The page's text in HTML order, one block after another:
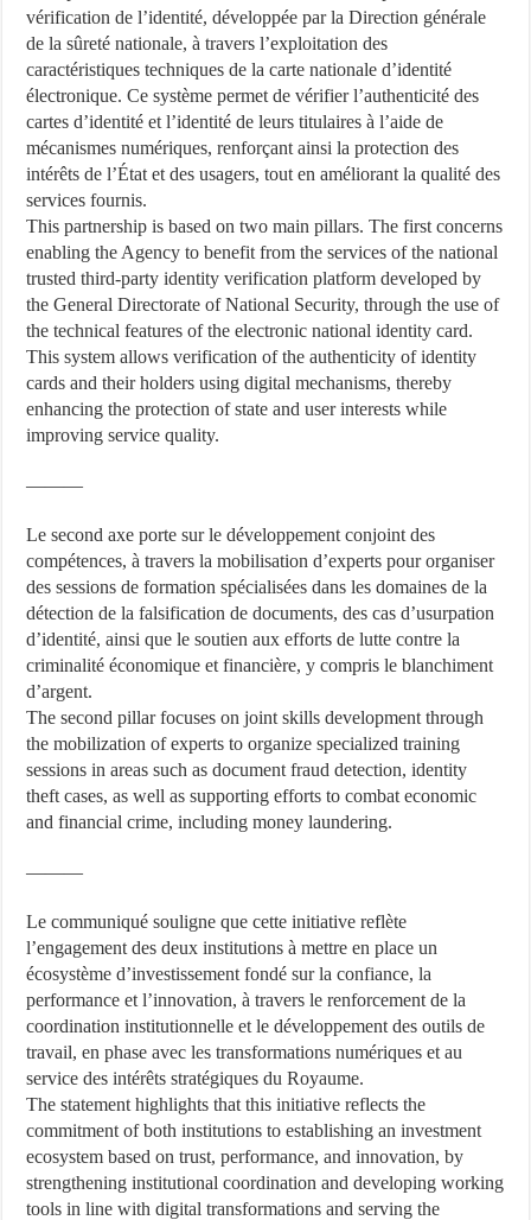
vérification de l’identité, développée par la Direction générale
de la sûreté nationale, à travers l’exploitation des
caractéristiques techniques de la carte nationale d’identité
électronique. Ce système permet de vérifier l’authenticité des
cartes d’identité et l’identité de leurs titulaires à l’aide de
mécanismes numériques, renforçant ainsi la protection des
intérêts de l’État et des usagers, tout en améliorant la qualité des
services fournis.
This partnership is based on two main pillars. The first concerns
enabling the Agency to benefit from the services of the national
trusted third-party identity verification platform developed by
the General Directorate of National Security, through the use of
the technical features of the electronic national identity card.
This system allows verification of the authenticity of identity
cards and their holders using digital mechanisms, thereby
enhancing the protection of state and user interests while
improving service quality.
———
Le second axe porte sur le développement conjoint des
compétences, à travers la mobilisation d’experts pour organiser
des sessions de formation spécialisées dans les domaines de la
détection de la falsification de documents, des cas d’usurpation
d’identité, ainsi que le soutien aux efforts de lutte contre la
criminalité économique et financière, y compris le blanchiment
d’argent.
The second pillar focuses on joint skills development through
the mobilization of experts to organize specialized training
sessions in areas such as document fraud detection, identity
theft cases, as well as supporting efforts to combat economic
and financial crime, including money laundering.
———
Le communiqué souligne que cette initiative reflète
l’engagement des deux institutions à mettre en place un
écosystème d’investissement fondé sur la confiance, la
performance et l’innovation, à travers le renforcement de la
coordination institutionnelle et le développement des outils de
travail, en phase avec les transformations numériques et au
service des intérêts stratégiques du Royaume.
The statement highlights that this initiative reflects the
commitment of both institutions to establishing an investment
ecosystem based on trust, performance, and innovation, by
strengthening institutional coordination and developing working
tools in line with digital transformations and serving the